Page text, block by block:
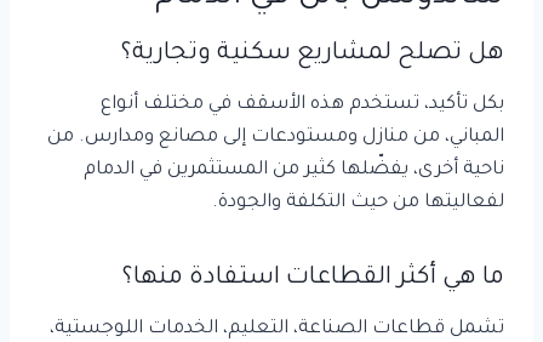
هل تصلح لمشاريع سكنية وتجارية؟
بكل تأكيد، تستخدم هذه الأسقف في مختلف أنواع
المباني، من منازل ومستودعات إلى مصانع ومدارس. من
ناحية أخرى، يفضّلها كثير من المستثمرين في الدمام
لفعاليتها من حيث التكلفة والجودة.
ما هي أكثر القطاعات استفادة منها؟
تشمل قطاعات الصناعة، التعليم، الخدمات اللوجستية،